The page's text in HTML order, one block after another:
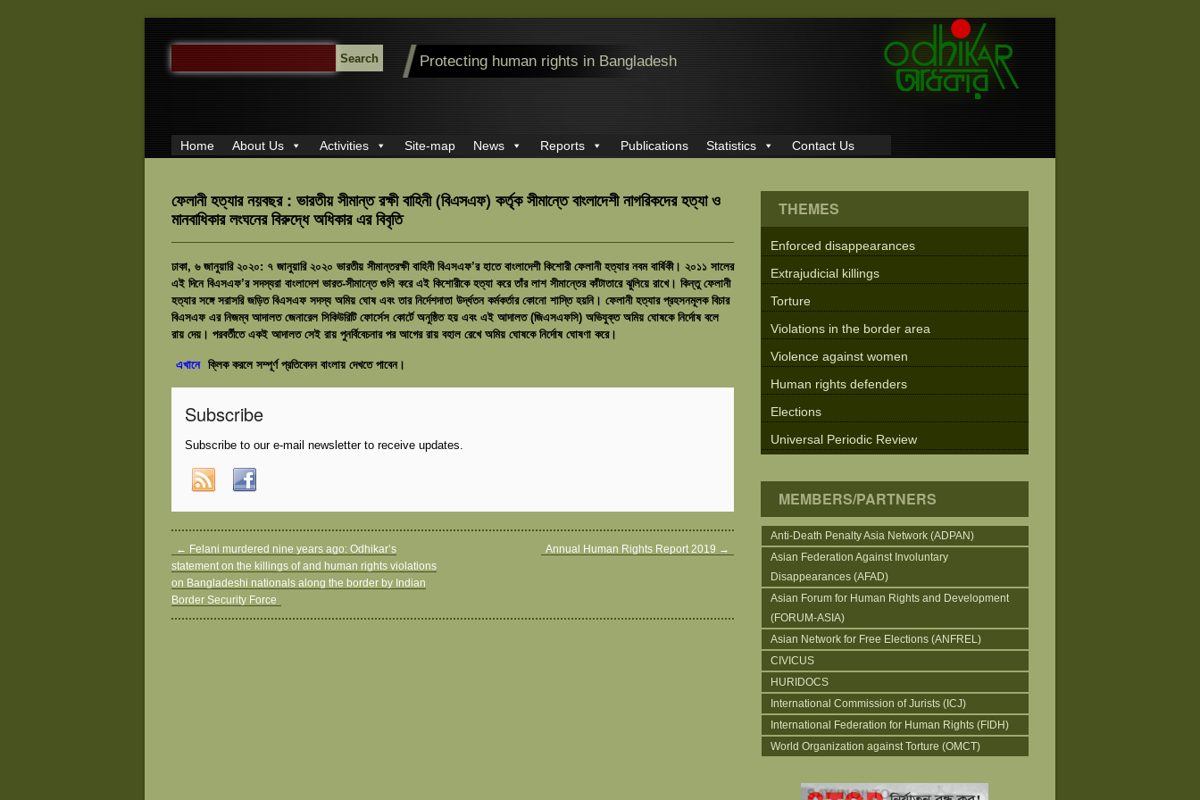
SEARCH
FOR:
Protecting human rights in Bangladesh
Home About Us Activities Site-map News Reports Publications Statistics Contact Us
ফেলানী হত্যার নয়বছর : ভারতীয় সীমান্ত রক্ষী বাহিনী (বিএসএফ) কর্তৃক সীমান্তে বাংলাদেশী নাগরিকদের হত্যা ও
মানবাধিকার লংঘনের বিরুদ্ধে অধিকার এর বিবৃতি
ঢাকা, ৬ জানুয়ারি ২০২০: ৭ জানুয়ারি ২০২০ ভারতীয় সীমান্তরক্ষী বাহিনী বিএসএফ’র হাতে বাংলাদেশী কিশোরী ফেলানী হত্যার নবম বার্ষিকী। ২০১১ সালের
এই দিনে বিএসএফ’র সদস্যরা বাংলাদেশ ভারত-সীমান্তে গুলি করে এই কিশোরীকে হত্যা করে তাঁর লাশ সীমান্তের কাঁটাতারে ঝুলিয়ে রাখে। কিন্তু ফেলানী
হত্যার সঙ্গে সরাসরি জড়িত বিএসএফ সদস্য অমিয় ঘোষ এবং তার নির্দেশদাতা উর্দ্ধতন কর্মকর্তার কোনো শাস্তি হয়নি। ফেলানী হত্যার প্রহসনমূলক বিচার
বিএসএফ এর নিজম্ব আদালত জেনারেল সিকিউরিটি ফোর্সেস কোর্টে অনুষ্ঠিত হয় এবং এই আদালত (জিএসএফসি) অভিযুক্ত অমিয় ঘোষকে নির্দোষ বলে
রায় দেয়। পরবর্তীতে একই আদালত সেই রায় পুনর্বিবেচনার পর আগের রায় বহাল রেখে অমিয় ঘোষকে নির্দোষ ঘোষণা করে।
এখানে ক্লিক করলে সম্পূর্ণ প্রতিবেদন বাংলায় দেখতে পাবেন।
Subscribe
Subscribe to our e-mail newsletter to receive updates.
← Felani murdered nine years ago: Odhikar’s
statement on the killings of and human rights violations
on Bangladeshi nationals along the border by Indian
Border Security Force
Annual Human Rights Report 2019 →
THEMES
Enforced disappearances
Extrajudicial killings
Torture
Violations in the border area
Violence against women
Human rights defenders
Elections
Universal Periodic Review
MEMBERS/PARTNERS
Anti-Death Penalty Asia Network (ADPAN)
Asian Federation Against Involuntary
Disappearances (AFAD)
Asian Forum for Human Rights and Development
(FORUM-ASIA)
Asian Network for Free Elections (ANFREL)
CIVICUS
HURIDOCS
International Commission of Jurists (ICJ)
International Federation for Human Rights (FIDH)
World Organization against Torture (OMCT)